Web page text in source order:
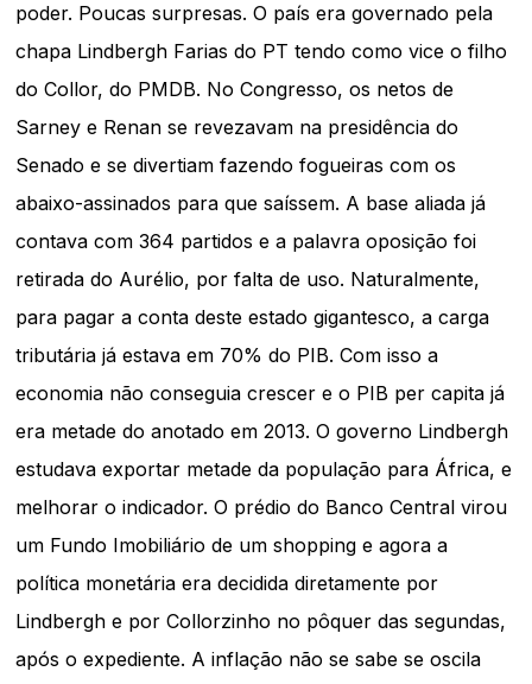
poder. Poucas surpresas. O país era governado pela
chapa Lindbergh Farias do PT tendo como vice o filho
do Collor, do PMDB. No Congresso, os netos de
Sarney e Renan se revezavam na presidência do
Senado e se divertiam fazendo fogueiras com os
abaixo-assinados para que saíssem. A base aliada já
contava com 364 partidos e a palavra oposição foi
retirada do Aurélio, por falta de uso. Naturalmente,
para pagar a conta deste estado gigantesco, a carga
tributária já estava em 70% do PIB. Com isso a
economia não conseguia crescer e o PIB per capita já
era metade do anotado em 2013. O governo Lindbergh
estudava exportar metade da população para África, e
melhorar o indicador. O prédio do Banco Central virou
um Fundo Imobiliário de um shopping e agora a
política monetária era decidida diretamente por
Lindbergh e por Collorzinho no pôquer das segundas,
após o expediente. A inflação não se sabe se oscila